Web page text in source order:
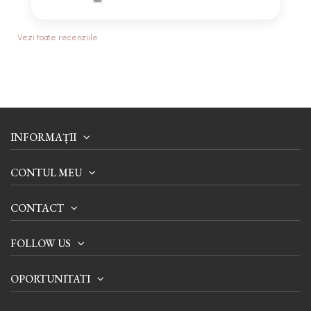
Vezi toate recenziile
INFORMAȚII
CONTUL MEU
CONTACT
FOLLOW US
OPORTUNITATI